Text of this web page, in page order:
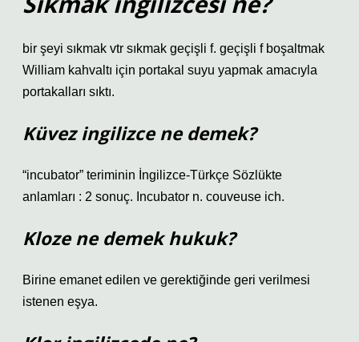
bir şeyi sıkmak vtr sıkmak geçişli f. geçişli f boşaltmak
William kahvaltı için portakal suyu yapmak amacıyla
portakalları sıktı.
Küvez ingilizce ne demek?
“incubator” teriminin İngilizce-Türkçe Sözlükte
anlamları : 2 sonuç. Incubator n. couveuse ich.
Kloze ne demek hukuk?
Birine emanet edilen ve gerektiğinde geri verilmesi
istenen eşya.